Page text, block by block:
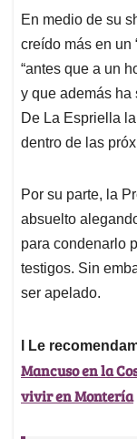
En medio de su
creído más en un
“antes que a un
y que además ha
De La Espriella
dentro de las
Por su parte, la
absuelto
para condenarlo
testigos. Sin
ser apelado.
l Le
Mancuso en la
vivir en Montería